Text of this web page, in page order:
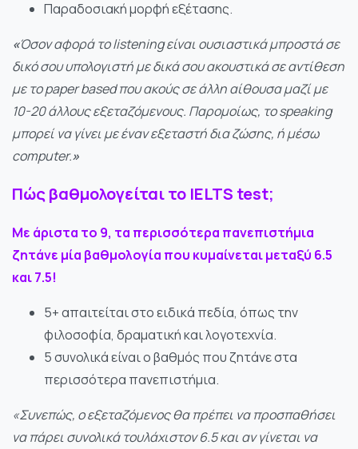
Παραδοσιακή μορφή εξέτασης.
«Όσον αφορά το listening είναι ουσιαστικά μπροστά σε
δικό σου υπολογιστή με δικά σου ακουστικά σε αντίθεση
με το paper based που ακούς σε άλλη αίθουσα μαζί με
10-20 άλλους εξεταζόμενους. Παρομοίως, το speaking
μπορεί να γίνει με έναν εξεταστή δια ζώσης, ή μέσω
computer.»
Πώς βαθμολογείται το IELTS test;
Με άριστα το 9, τα περισσότερα πανεπιστήμια
ζητάνε μία βαθμολογία που κυμαίνεται μεταξύ 6.5
και 7.5!
5+ απαιτείται στο ειδικά πεδία, όπως την
φιλοσοφία, δραματική και λογοτεχνία.
5 συνολικά είναι ο βαθμός που ζητάνε στα
περισσότερα πανεπιστήμια.
«Συνεπώς, ο εξεταζόμενος θα πρέπει να προσπαθήσει
να πάρει συνολικά τουλάχιστον 6.5 και αν γίνεται να